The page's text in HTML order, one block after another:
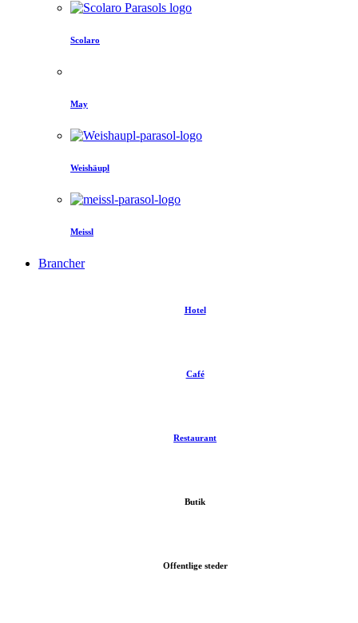
Scolaro
May
Weishäupl
Meissl
Brancher
Hotel
Café
Restaurant
Butik
Offentlige steder